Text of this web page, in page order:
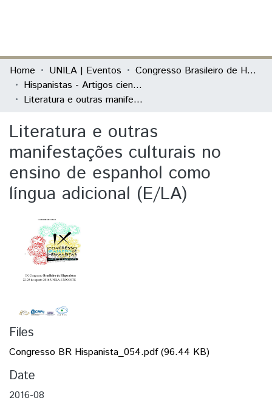
Communities & Collections
All of DSpace
Home UNILA | Eventos
Congresso Brasileiro de Hispanistas
Hispanistas - Artigos científicos
Literatura e outras manifestações culturais no ensino de espanhol como língua adicional (E/LA)
Literatura e outras
manifestações culturais no
ensino de espanhol como
língua adicional (E/LA)
Files
Congresso BR Hispanista_054.pdf(96.44 KB)
Date
2016-08